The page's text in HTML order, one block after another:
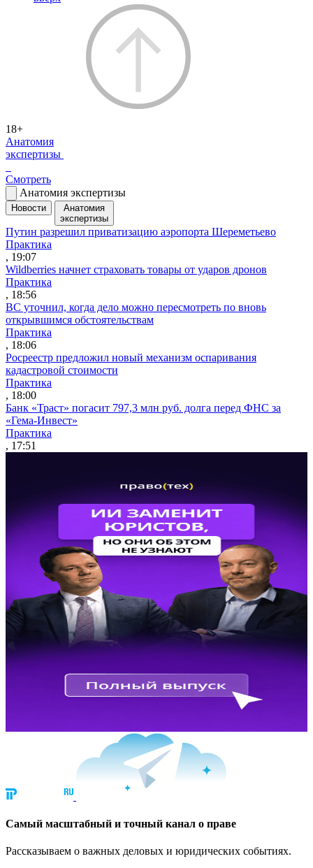
18+
Анатомия
экспертизы
Смотреть
Анатомия экспертизы
Новости
Анатомия
экспертизы
Путин разрешил приватизацию аэропорта Шереметьево
Практика
, 19:07
Wildberries начнет страховать товары от ударов дронов
Практика
, 18:56
ВС уточнил, когда дело можно пересмотреть по вновь
открывшимся обстоятельствам
Практика
, 18:06
Росреестр предложил новый механизм оспаривания
кадастровой стоимости
Практика
, 18:00
Банк «Траст» погасит 797,3 млн руб. долга перед ФНС за
«Гема-Инвест»
Практика
, 17:51
Cамый масштабный и точный канал о праве
Рассказываем о важных деловых и юридических событиях.